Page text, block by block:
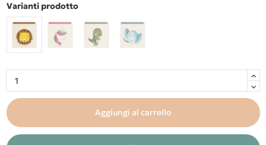
Varianti prodotto
Aggiungi al carrello